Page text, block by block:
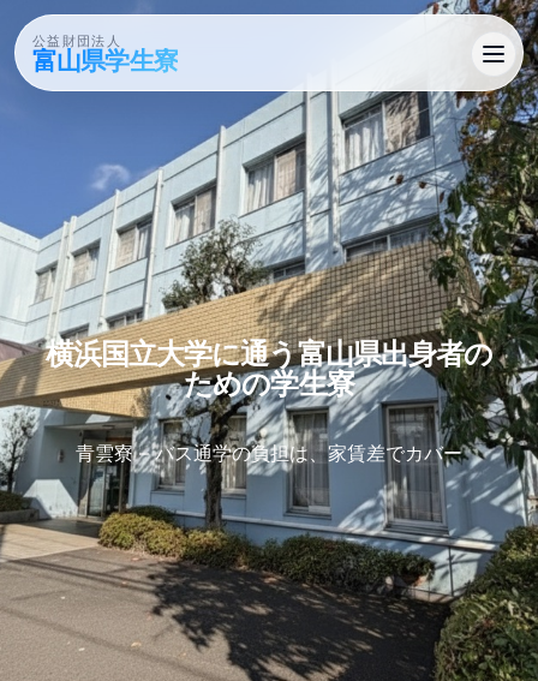
公益財団法人
富山県学生寮
横浜国立大学に​通う​富山県出身者の​
ための​学生寮
青雲寮 – バス通学の負担は、家賃差でカバー